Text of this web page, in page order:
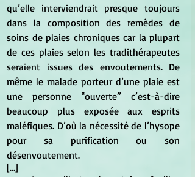
qu’elle interviendrait presque toujours
dans la composition des remèdes de
soins de plaies chroniques car la plupart
de ces plaies selon les tradithérapeutes
seraient issues des envoutements. De
même le malade porteur d’une plaie est
une personne ‟ouverte” c’est-à-dire
beaucoup plus exposée aux esprits
maléfiques. D’où la nécessité de l’hysope
pour sa purification ou son
désenvoutement.
[...]